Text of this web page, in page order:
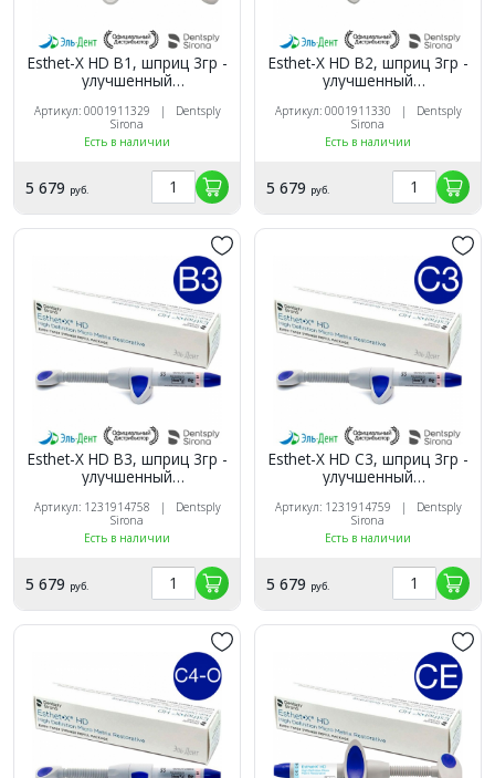
Esthet-X HD B1, шприц 3гр -
улучшенный
композит, Dentsply
Артикул: 0001911329 | Dentsply
Sirona
Есть в наличии
5 679 руб.
Esthet-X HD B2, шприц 3гр -
улучшенный
композит, Dentsply
Артикул: 0001911330 | Dentsply
Sirona
Есть в наличии
5 679 руб.
Esthet-X HD B3, шприц 3гр -
улучшенный
композит, Dentsply
Артикул: 1231914758 | Dentsply
Sirona
Есть в наличии
5 679 руб.
Esthet-X HD C3, шприц 3гр -
улучшенный
композит, Dentsply
Артикул: 1231914759 | Dentsply
Sirona
Есть в наличии
5 679 руб.